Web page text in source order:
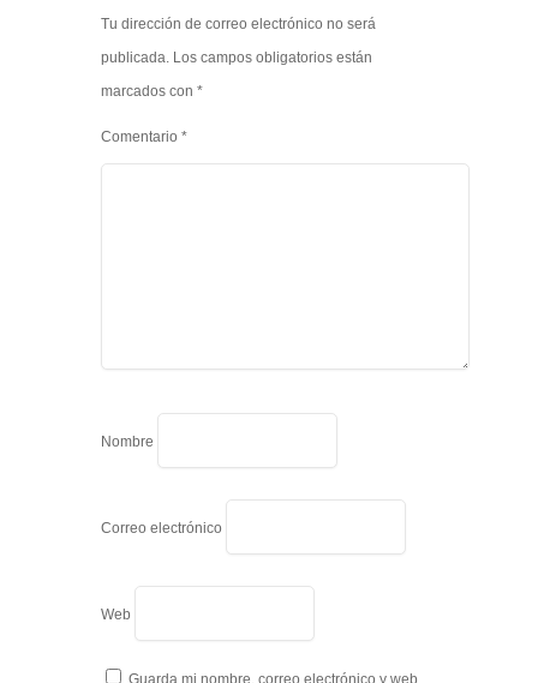
Tu dirección de correo electrónico no será
publicada. Los campos obligatorios están
marcados con *
Comentario *
Nombre
Correo electrónico
Web